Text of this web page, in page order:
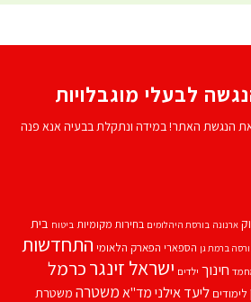
לבעלי מוגבלויות
הנגשת האתר! במידה ונתקלת בבעיה אנא פנה
ארנונה בורסת היהלומים בחירות מקומיות ביטוח בית
ברמת גן הספארי הפארק הלאומי התחדשות
חינוך ילדים ישראל זינגרכרמל
לימודים ליעד אילנימד''אמשטרה משטרת